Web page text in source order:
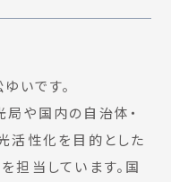
いです。
や国内の自治体・
活性化を目的とした
担当しています。国